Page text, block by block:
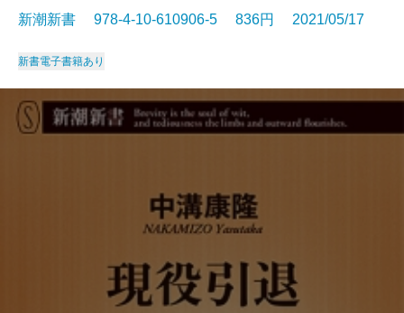
新潮新書 978-4-10-610906-5 836円 2021/05/17
新書電子書籍あり